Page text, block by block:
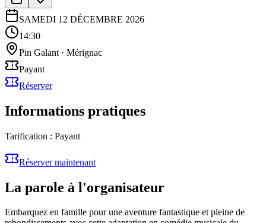
SAMEDI 12 DÉCEMBRE 2026
14:30
Pin Galant · Mérignac
Payant
Réserver
Informations pratiques
Tarification : Payant
Réserver maintenant
La parole à l'organisateur
Embarquez en famille pour une aventure fantastique et pleine de